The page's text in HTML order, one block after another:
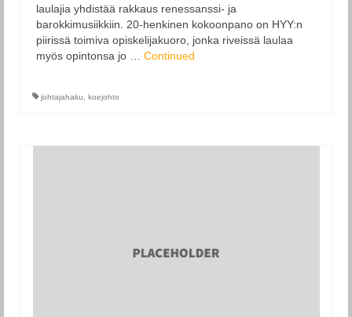
laulajia yhdistää rakkaus renessanssi- ja
barokkimusiikkiin. 20-henkinen kokoonpano on HYY:n
piirissä toimiva opiskelijakuoro, jonka riveissä laulaa
myös opintonsa jo … Continued
johtajahaku koejohto